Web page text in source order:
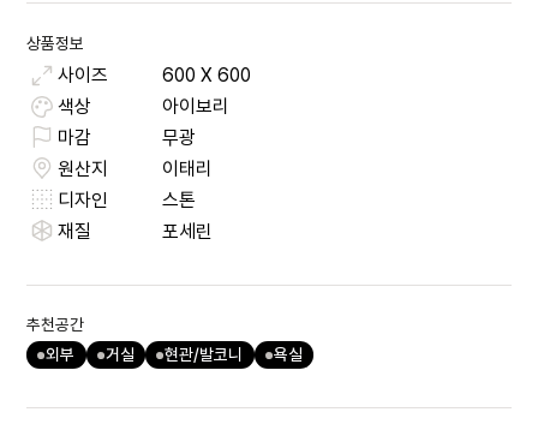
상품정보
사이즈 600 X 600
색상
아이보리
마감
무광
원산지
이태리
디자인
스톤
재질
포세린
추천공간
외부
거실 현관/발코니 욕실